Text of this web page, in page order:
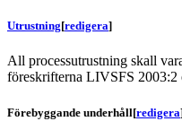
Utrustning[redigera]
All processutrustning skall
föreskrifterna LIVSFS 2003:2
Förebyggande underhåll[redigera